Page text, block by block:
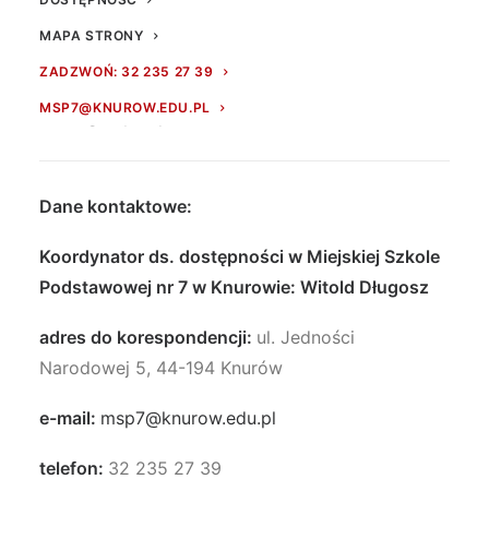
MAPA STRONY
ZADZWOŃ: 32 235 27 39
MSP7@KNUROW.EDU.PL
szczególnymi potrzebami.
Dane kontaktowe:
Koordynator ds. dostępności w Miejskiej Szkole
Podstawowej nr 7 w Knurowie: Witold Długosz
adres do korespondencji: ul. Jedności
Narodowej 5, 44-194 Knurów
e-mail: msp7@knurow.edu.pl
telefon: 32 235 27 39